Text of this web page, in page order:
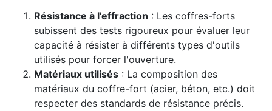
Résistance à l’effraction : Les coffres-forts
subissent des tests rigoureux pour évaluer leur
capacité à résister à différents types d'outils
utilisés pour forcer l'ouverture.
Matériaux utilisés : La composition des
matériaux du coffre-fort (acier, béton, etc.) doit
respecter des standards de résistance précis.